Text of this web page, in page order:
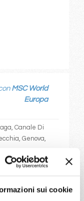
sui cookie
MSC World
Europa
Canale Di
Genova,